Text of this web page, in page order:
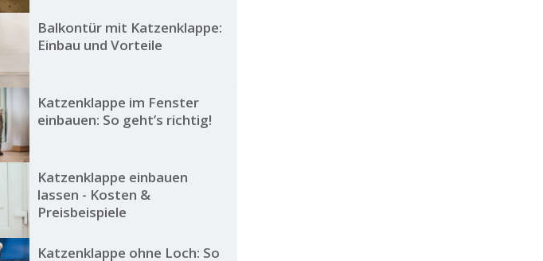
Balkontür mit Katzenklappe:
Einbau und Vorteile
Katzenklappe im Fenster
einbauen: So geht’s richtig!
Katzenklappe einbauen
lassen - Kosten &
Preisbeispiele
Katzenklappe ohne Loch: So